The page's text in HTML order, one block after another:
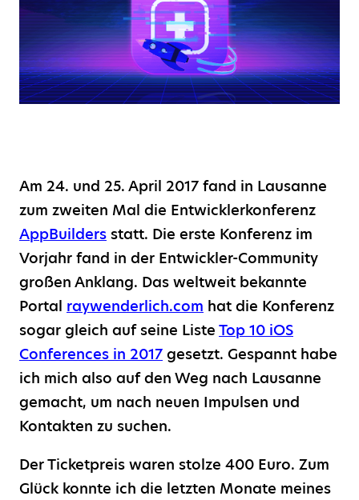
Am 24. und 25. April 2017 fand in Lausanne
zum zweiten Mal die Entwicklerkonferenz
AppBuilders statt. Die erste Konferenz im
Vorjahr fand in der Entwickler-Community
großen Anklang. Das weltweit bekannte
Portal raywenderlich.com hat die Konferenz
sogar gleich auf seine Liste Top 10 iOS
Conferences in 2017 gesetzt. Gespannt habe
ich mich also auf den Weg nach Lausanne
gemacht, um nach neuen Impulsen und
Kontakten zu suchen.
Der Ticketpreis waren stolze 400 Euro. Zum
Glück konnte ich die letzten Monate meines